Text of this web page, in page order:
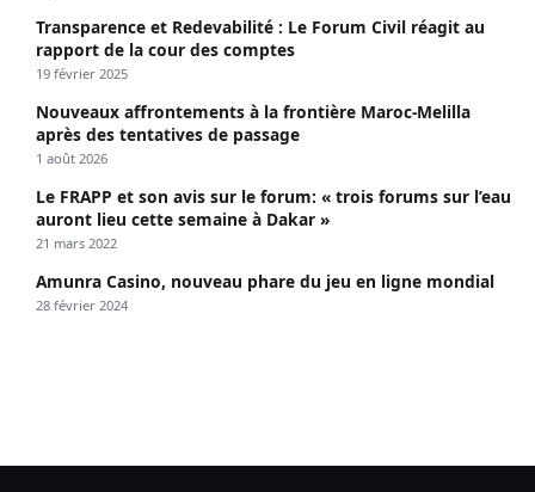
Transparence et Redevabilité : Le Forum Civil réagit au
rapport de la cour des comptes
19 février 2025
Nouveaux affrontements à la frontière Maroc-Melilla
après des tentatives de passage
1 août 2026
Le FRAPP et son avis sur le forum: « trois forums sur l’eau
auront lieu cette semaine à Dakar »
21 mars 2022
Amunra Casino, nouveau phare du jeu en ligne mondial
28 février 2024